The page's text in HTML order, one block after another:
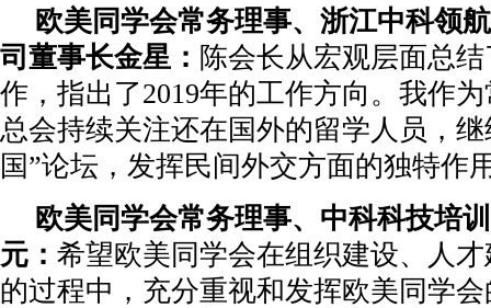
欧美同学会常务理事、浙江中科领
司董事长金星： 陈会长从宏观层面总
作，指出了2019年的工作方向。我作
总会持续关注还在国外的留学人员，
国”论坛，发挥民间外交方面的独特作
欧美同学会常务理事、中科科技培
元： 希望欧美同学会在组织建设、人
的过程中，充分重视和发挥欧美同学